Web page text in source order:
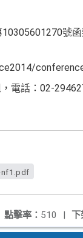
號函
電話：02-
下
點擊率： 510 |